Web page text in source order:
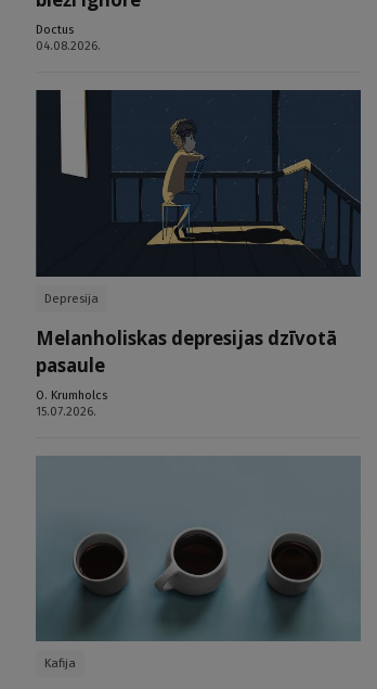
Doctus
04.08.2026.
Depresija
Melanholiskas depresijas dzīvotā
pasaule
O. Krumholcs
15.07.2026.
Kafija